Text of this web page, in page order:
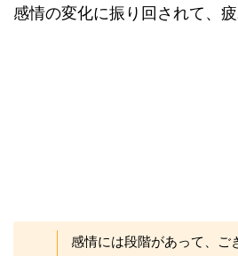
感情の変化に振り回されて、疲
感情には段階があって、ご